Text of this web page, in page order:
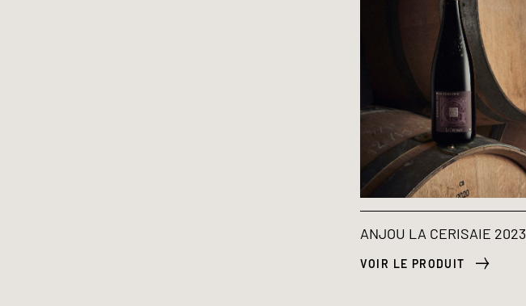
ANJOU LA CERISAIE 2023
VOIR LE PRODUIT